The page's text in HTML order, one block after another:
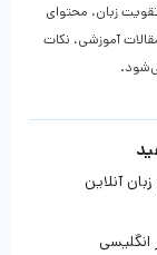
زبان، محتوای
آموزشی، نکات
آنلاین
انگلیسی